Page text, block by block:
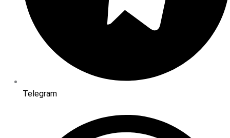
Telegram